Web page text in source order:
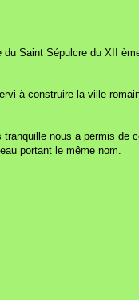
Saint Sépulcre du XII
à construire la ville
nous a permis de
portant le même nom.